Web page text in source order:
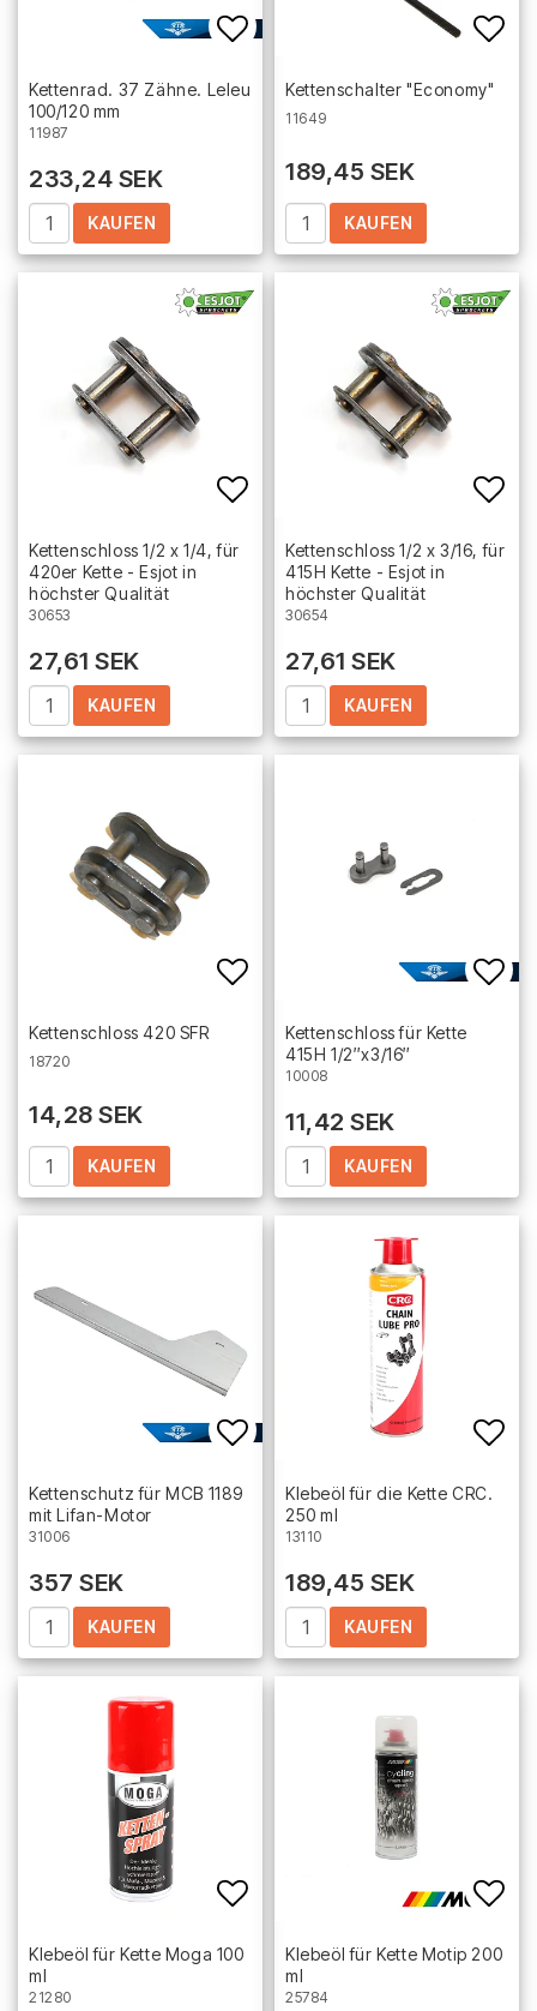
Add to list of favorites
Kettenrad. 37 Zähne. Leleu
100/120 mm
11987
233,24 SEK
KAUFEN
Kettenschalter "Economy"
11649
189,45 SEK
KAUFEN
Add to list of favorites
Kettenschloss 1/2 x 1/4, für
420er Kette - Esjot in
höchster Qualität
30653
27,61 SEK
KAUFEN
Kettenschloss 1/2 x 3/16, für
415H Kette - Esjot in
höchster Qualität
30654
27,61 SEK
KAUFEN
Add to list of favorites
Kettenschloss 420 SFR
18720
14,28 SEK
KAUFEN
Kettenschloss für Kette
415H 1/2″x3/16″
10008
11,42 SEK
KAUFEN
Add to list of favorites
Kettenschutz für MCB 1189
mit Lifan-Motor
31006
357 SEK
KAUFEN
Klebeöl für die Kette CRC.
250 ml
13110
189,45 SEK
KAUFEN
Add to list of favorites
Klebeöl für Kette Moga 100
ml
21280
Klebeöl für Kette Motip 200
ml
25784